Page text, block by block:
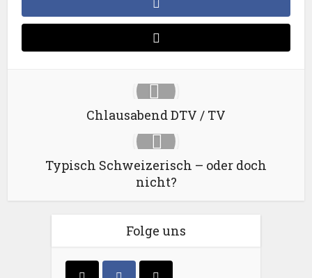
Chlausabend DTV / TV
Typisch Schweizerisch – oder doch
nicht?
Folge uns